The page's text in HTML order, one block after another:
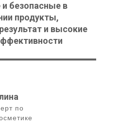
безопасные в
продукты,
и высокие
по